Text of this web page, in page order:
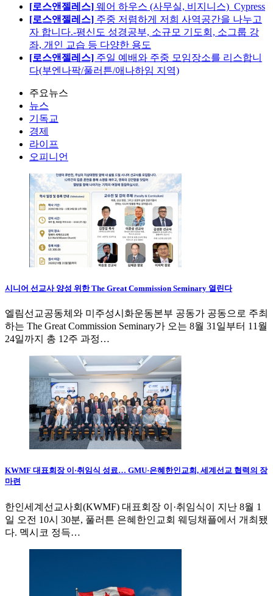
[로스앤젤레스] 웨어 하우스 (사무실, 비지니스)_Cypress
[로스앤젤레스] 주중 저렴하게 저희 사역공간을 나누고
자 합니다.-평신도 성경공부, 소규모 기도회, 소그룹 강
좌, 개인 교습 등 다양한 용도
[로스앤젤레스] 주일 예배와 주중 모임장소를 리스합니
다(부엔나팍/풀러튼/애나하임 지역)
주요뉴스
뉴스
기독교
경제
라이프
오피니언
시니어 선교사 양성 위한 The Great Commission Seminary 열린다
엘림선교공동체와 미주성시화운동본부 공동가 공동으로 주최
하는 The Great Commission Seminary가 오는 8월 31일부터 11월
24일까지 총 12주 과정…
KWMF 대표회장 이·취임식 성료… GMU·은혜한인교회, 세계선교 협력의 장
마련
한인세계선교사회(KWMF) 대표회장 이·취임식이 지난 8월 1
일 오전 10시 30분, 풀러튼 은혜한인교회 웨딩채플에서 개최됐
다. 멕시코 정득…